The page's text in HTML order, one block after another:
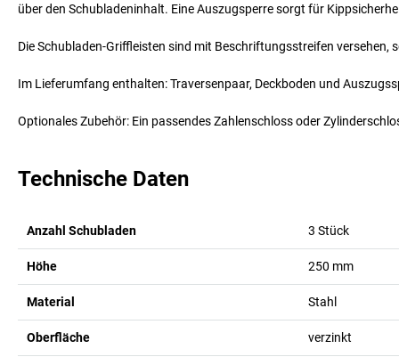
über den Schubladeninhalt. Eine Auszugsperre sorgt für
Die Schubladen-Griffleisten sind mit Beschriftungsstreifen
Im Lieferumfang enthalten: Traversenpaar, Deckboden und
Optionales Zubehör: Ein passendes Zahlenschloss oder
Technische Daten
Anzahl Schubladen 3 Stück
Höhe 250 mm
Material Stahl
Oberfläche verzinkt